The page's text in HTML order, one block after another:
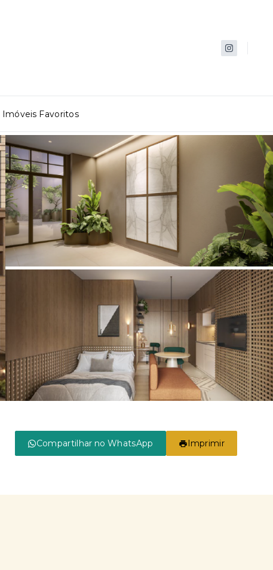
Imóveis Favoritos
Compartilhar no WhatsApp Imprimir